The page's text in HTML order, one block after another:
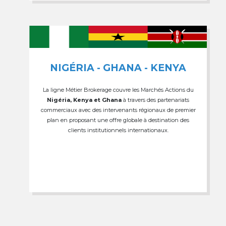
NIGÉRIA - GHANA - KENYA
La ligne Métier Brokerage couvre les Marchés Actions du
Nigéria, Kenya et Ghana à travers des partenariats
commerciaux avec des intervenants régionaux de premier
plan en proposant une offre globale à destination des
clients institutionnels internationaux.